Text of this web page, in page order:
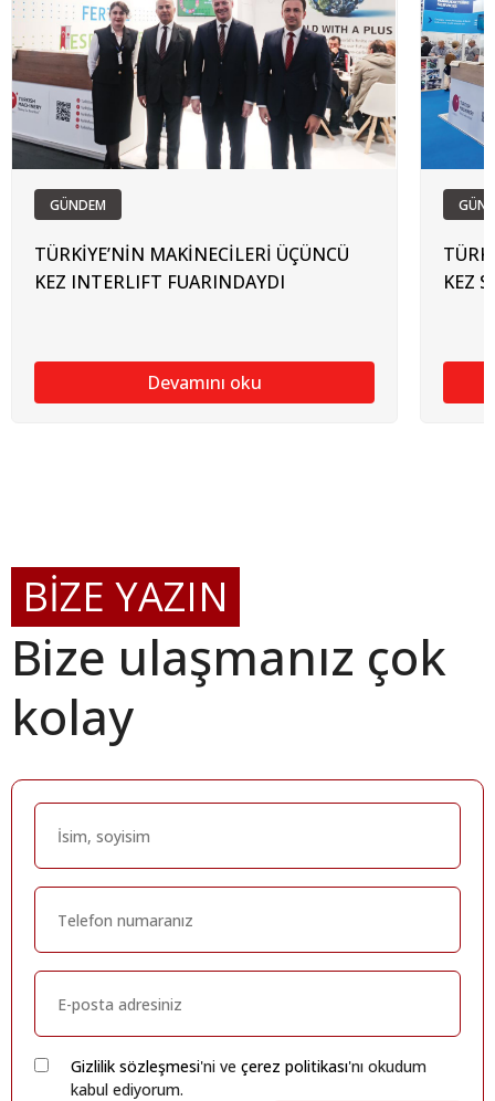
GÜNDEM
TÜRKİYE’NİN MAKİNECİLERİ ÜÇÜNCÜ
KEZ INTERLIFT FUARINDAYDI
Devamını oku
KEZ
BİZE YAZIN
Bize ulaşmanız çok
kolay
Gizlilik sözleşmesi'ni ve çerez politikası'nı okudum
kabul ediyorum.